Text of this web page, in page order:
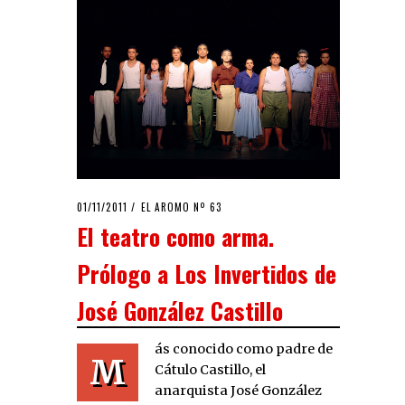
POSTED
01/11/2011 24/09/2020
EL AROMO Nº 63
El teatro como arma.
Prólogo a Los Invertidos de
José González Castillo
M
ás conocido como padre de
Cátulo Castillo, el
anarquista José González